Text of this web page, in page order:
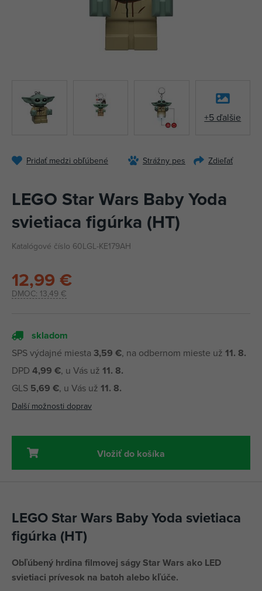
+5 ďalšie
Pridať medzi obľúbené Strážny pes Zdieľať
LEGO Star Wars Baby Yoda
svietiaca figúrka (HT)
Katalógové číslo 60LGL-KE179AH
DMOC: 13,49 €
12,99 €
skladom
SPS výdajné miesta 3,59 €, na odbernom mieste už 11. 8.
DPD 4,99 €, u Vás už 11. 8.
GLS 5,69 €, u Vás už 11. 8.
Další možnosti doprav
Vložiť do košíka
LEGO Star Wars Baby Yoda svietiaca
figúrka (HT)
Obľúbený hrdina filmovej ságy Star Wars ako LED
svietiaci prívesok na batoh alebo kľúče.